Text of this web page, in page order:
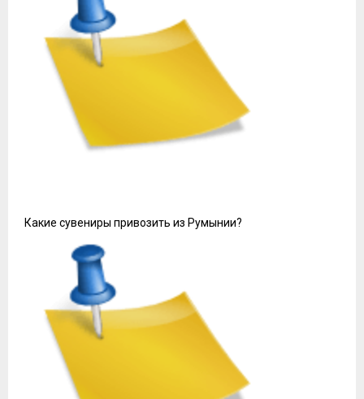
Какие сувениры привозить из Румынии?